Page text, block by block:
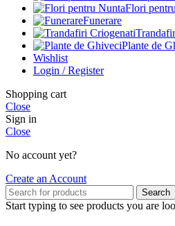
Flori
Funerare
Plante de
Wishlist
Login / Register
Shopping cart
Close
Sign in
Close
No account yet?
Create an Account
Search
Start typing to see products you are